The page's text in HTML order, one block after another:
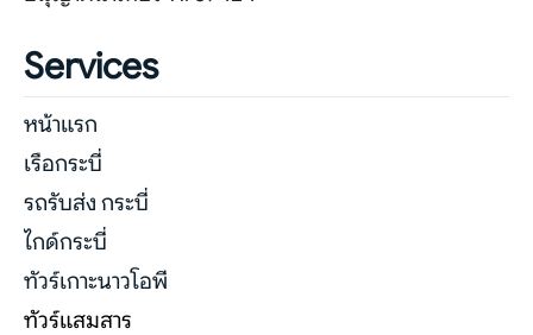
Services
หน้าแรก
เรือกระบี่
รถรับส่ง กระบี่
ไกด์กระบี่
ทัวร์เกาะนาวโอพี
ทัวร์แสมสาร